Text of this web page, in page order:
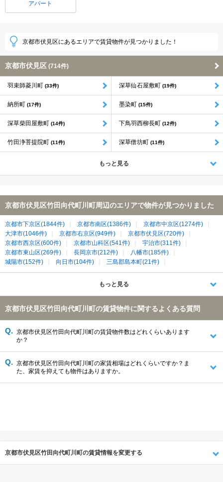
アパート
京都市伏見区にあるエリアで賃貸物件が見つかりました！
京都市伏見区 (714件)
羽束師菱川町 (33件) 深草仙石屋敷町 (19件)
納所町 (17件) 墨染町 (15件)
深草柴田屋敷町 (14件) 下鳥羽西柳長町 (12件)
竹田浄菩提院町 (11件) 深草僧坊町 (11件)
もっと見る
京都市伏見区竹田向代町川町周辺のエリアで物件が見つかりました
京都市下京区(1844件) 京都市南区(1386件)
京都市中京区(1274件)
大津市(1046件)
京都市右京区(949件)
京都市伏見区(720件)
京都市西京区(600件)
京都市山科区(541件)
宇治市(311件)
京都市東山区(269件)
長岡京市(212件)
八幡市(185件)
城陽市(152件)
向日市(104件)
三島郡島本町(21件)
乙訓郡大山崎町(18件)
久世郡久御山町(7件) 綴喜郡宇治田原町(1件)
もっと見る
京都市伏見区竹田向代町川町の賃貸物件に関するよくある質問
京都市伏見区竹田向代町川町の賃貸物件数はどれくらいあります
か？
京都市伏見区竹田向代町川町の家賃相場はどれくらいですか？ま
た、家賃を抑えても物件はありますか。
京都市伏見区竹田向代町川町の賃貸情報を変更する